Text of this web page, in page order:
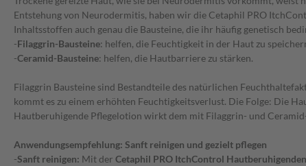
Entstehung von Neurodermitis, haben wir die Cetaphil PRO
Inhaltsstoffen auch genau die Bausteine, die ihr häufig genetisch
-Filaggrin-Bausteine: helfen, die Feuchtigkeit in der Haut zu
-Ceramid-Bausteine: helfen, die Hautbarriere zu stärken.
Filaggrin Bausteine sind Bestandteile des natürlichen
kommt es zu einem erhöhten Feuchtigkeitsverlust. Die Folge: Die
Hautberuhigende Pflegelotion wirkt dem mit Filaggrin- und
Anwendungsempfehlung: Sanft reinigen und gezielt pflegen
-Sanft reinigen: Mit der Cetaphil PRO ItchControl